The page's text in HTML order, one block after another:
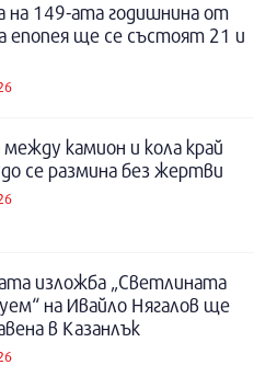
на 149-ата годишнина от
епопея ще се състоят 21 и
камион и кола край
се размина без жертви
изложба „Светлината
на Ивайло Нягалов ще
в Казанлък